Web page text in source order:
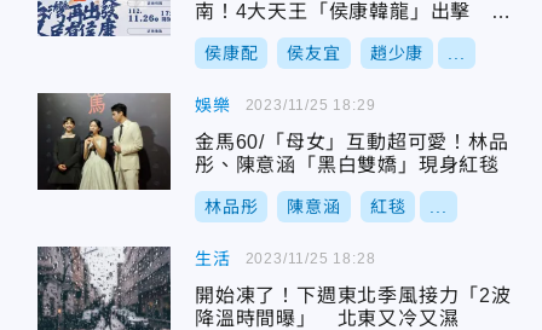
南！4大天王「侯康韓龍」出擊 謝
龍介：一吐鳥氣
侯康配 侯友宜 趙少康
娛樂
金馬60/「母女」互動超可愛！林品
彤、陳意涵「黑白雙嬌」現身紅毯
林品彤 陳意涵 紅毯
2023/11/25 18:29
生活
開始凍了！下週東北季風接力「2波
降溫時間曝」 北東又冷又濕
2023/11/25 18:28